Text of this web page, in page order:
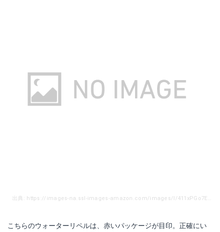
こちらのウォーターリペルは、赤いパッケージが目印。正確にい